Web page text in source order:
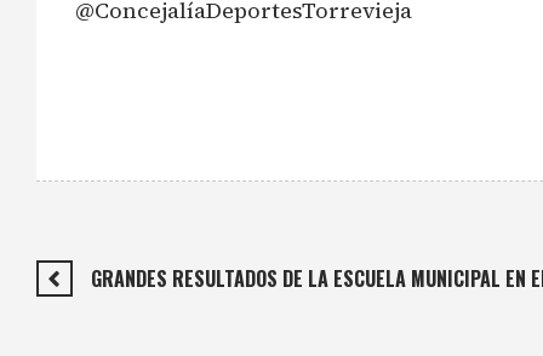
@ConcejalíaDeportesTorrevieja
GRANDES RESULTADOS DE LA ESCUELA MUNICIPAL EN